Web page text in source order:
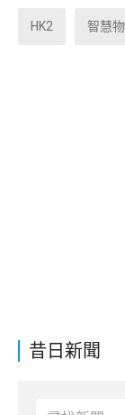
昔日新聞
HK2 智慧